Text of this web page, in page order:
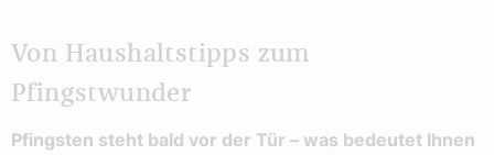
Von Haushaltstipps zum
Pfingstwunder
Pfingsten steht bald vor der Tür – was bedeutet Ihnen